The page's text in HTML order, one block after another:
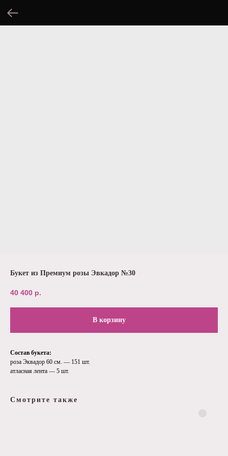
Букет из Премиум розы Эвкадор №30
40 400 р.
В корзину
Состав букета:
роза Эквадор 60 см. — 151 шт.
атласная лента — 5 шт.
Смотрите также